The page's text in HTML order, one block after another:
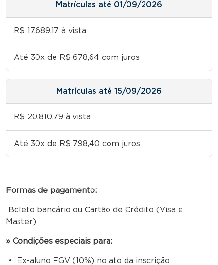
Matrículas até 01/09/2026
R$ 17.689,17 à vista
Até 30x de R$ 678,64 com juros
Matrículas até 15/09/2026
R$ 20.810,79 à vista
Até 30x de R$ 798,40 com juros
Formas de pagamento:
Boleto bancário ou Cartão de Crédito (Visa e
Master)
» Condições especiais para:
• Ex-aluno FGV (10%) no ato da inscrição